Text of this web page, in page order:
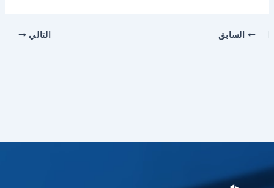
السابق التالي